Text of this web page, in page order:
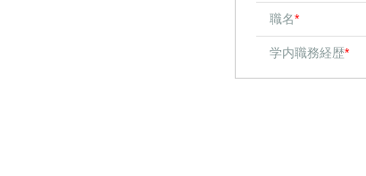
職名*
学内職務経歴*